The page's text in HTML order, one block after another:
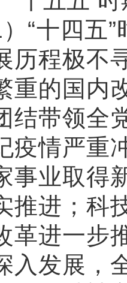
十四五”
历程极不
重的国内
结带领全
疫情严重
事业取得
推进；科
革进一步
入发展，